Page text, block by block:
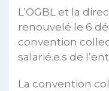
L’OGBL et la
renouvelé le 6
convention
salarié.e.s de
La convention